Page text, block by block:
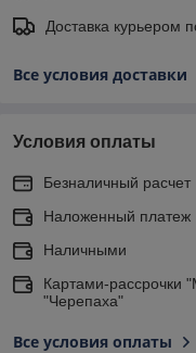
Доставка курьером
Все условия доставки
Условия оплаты
Безналичный расчет
Наложенный платеж
Наличными
Картами-рассрочки
"Черепаха"
Все условия оплаты